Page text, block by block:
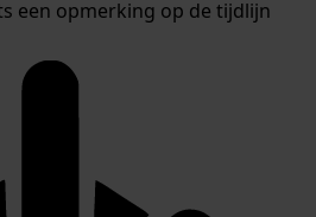
een opmerking op de tijdlijn